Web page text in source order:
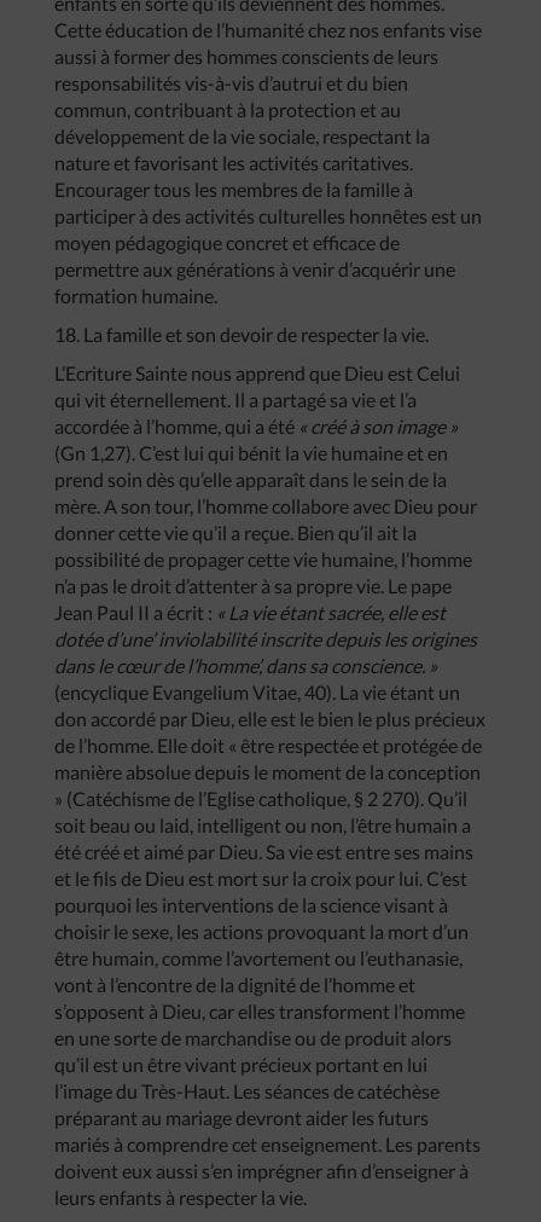
Cette éducation de l’humanité chez nos enfants vise
aussi à former des hommes conscients de leurs
responsabilités vis-à-vis d’autrui et du bien
commun, contribuant à la protection et au
développement de la vie sociale, respectant la
nature et favorisant les activités caritatives.
Encourager tous les membres de la famille à
participer à des activités culturelles honnêtes est un
moyen pédagogique concret et efficace de
permettre aux générations à venir d’acquérir une
formation humaine.
18. La famille et son devoir de respecter la vie.
L’Ecriture Sainte nous apprend que Dieu est Celui
qui vit éternellement. Il a partagé sa vie et l’a
accordée à l’homme, qui a été « créé à son image »
(Gn 1,27). C’est lui qui bénit la vie humaine et en
prend soin dès qu’elle apparaît dans le sein de la
mère. A son tour, l’homme collabore avec Dieu pour
donner cette vie qu’il a reçue. Bien qu’il ait la
possibilité de propager cette vie humaine, l’homme
n’a pas le droit d’attenter à sa propre vie. Le pape
Jean Paul II a écrit : « La vie étant sacrée, elle est
dotée d’une’ inviolabilité inscrite depuis les origines
dans le cœur de l’homme’, dans sa conscience. »
(encyclique Evangelium Vitae, 40). La vie étant un
don accordé par Dieu, elle est le bien le plus précieux
de l’homme. Elle doit « être respectée et protégée de
manière absolue depuis le moment de la conception
» (Catéchisme de l’Eglise catholique, § 2 270). Qu’il
soit beau ou laid, intelligent ou non, l’être humain a
été créé et aimé par Dieu. Sa vie est entre ses mains
et le fils de Dieu est mort sur la croix pour lui. C’est
pourquoi les interventions de la science visant à
choisir le sexe, les actions provoquant la mort d’un
être humain, comme l’avortement ou l’euthanasie,
vont à l’encontre de la dignité de l’homme et
s’opposent à Dieu, car elles transforment l’homme
en une sorte de marchandise ou de produit alors
qu’il est un être vivant précieux portant en lui
l’image du Très-Haut. Les séances de catéchèse
préparant au mariage devront aider les futurs
mariés à comprendre cet enseignement. Les parents
doivent eux aussi s’en imprégner afin d’enseigner à
leurs enfants à respecter la vie.